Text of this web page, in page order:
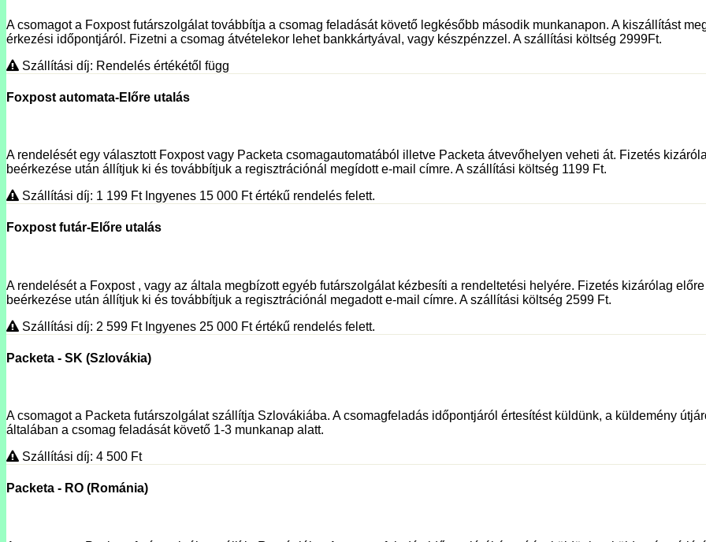
A csomagot a Foxpost futárszolgálat továbbítja a csomag feladását követő legkésőbb második munkanapon. A kiszállítást
érkezési időpontjáról. Fizetni a csomag átvételekor lehet bankkártyával, vagy készpénzzel. A szállítási költség 2999Ft.
Szállítási díj: Rendelés értékétől függ
Foxpost automata-Előre utalás
A rendelését egy választott Foxpost vagy Packeta csomagautomatából illetve Packeta átvevőhelyen veheti át. Fizetés
beérkezése után állítjuk ki és továbbítjuk a regisztrációnál megídott e-mail címre. A szállítási költség 1199 Ft.
Szállítási díj: 1 199 Ft Ingyenes 15 000 Ftértékű rendelés felett.
Foxpost futár-Előre utalás
A rendelését a Foxpost , vagy az általa megbízott egyéb futárszolgálat kézbesíti a rendeltetési helyére. Fizetés kizárólag
beérkezése után állítjuk ki és továbbítjuk a regisztrációnál megadott e-mail címre. A szállítási költség 2599 Ft.
Szállítási díj: 2 599 Ft Ingyenes 25 000 Ftértékű rendelés felett.
Packeta - SK (Szlovákia)
A csomagot a Packeta futárszolgálat szállítja Szlovákiába. A csomagfeladás időpontjáról értesítést küldünk, a küldemény
általában a csomag feladását követő 1-3 munkanap alatt.
Szállítási díj: 4 500 Ft
Packeta - RO (Románia)